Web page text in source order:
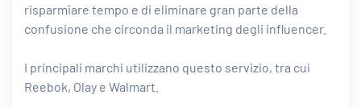
risparmiare tempo e di eliminare gran parte della
confusione che circonda il marketing degli influencer.
I principali marchi utilizzano questo servizio, tra cui
Reebok, Olay e Walmart.